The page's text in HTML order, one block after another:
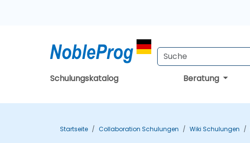
Schulungskatalog Beratung
Startseite Collaboration Schulungen Wiki Schulungen